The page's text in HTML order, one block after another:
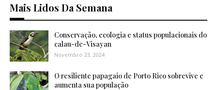
Mais Lidos Da Semana
Conservação, ecologia e status populacionais do
calau-de-Visayan
Novembro 23, 2024
O resiliente papagaio de Porto Rico sobrevive e
aumenta sua população